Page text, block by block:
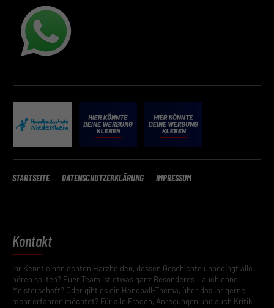
STARTSEITE DATENSCHUTZERKLÄRUNG IMPRESSUM
Kontakt
Ihr Kennt einen echten Harzhelden, dessen Geschichte unbedingt alle
hören sollten? Euer Team ist etwas ganz Besonderes – auch ohne
Meisterschaft? Oder gibt es ein Handball-Thema, über das ihr gerne
mehr erfahren möchtet? Für alle Fragen, Anregungen und auch Kritik